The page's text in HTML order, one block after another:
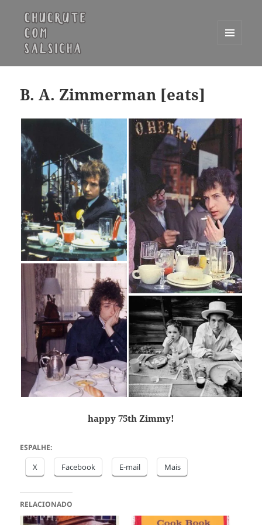
WIDGETS
B. A. Zimmerman [eats]
happy 75th Zimmy!
ESPALHE:
X Facebook E-mail Mais
RELACIONADO